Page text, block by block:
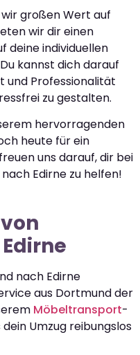
großen Wert auf
wir dir einen
deine individuellen
kannst dich darauf
und Professionalität
zu gestalten.
hervorragenden
heute für ein
uns darauf, dir bei
Edirne zu helfen!
nach Edirne
aus Dortmund der
Möbeltransport-
Umzug reibungslos